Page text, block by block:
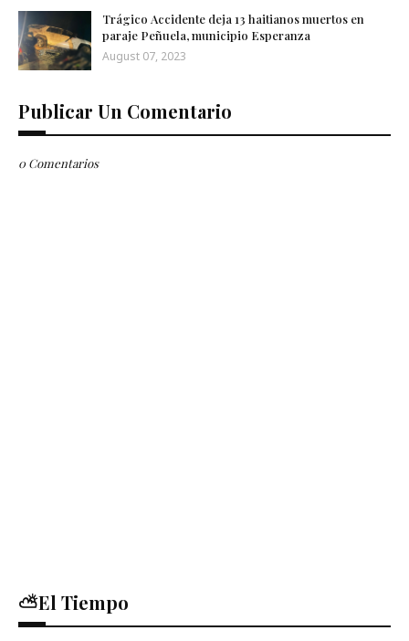
Trágico Accidente deja 13 haitianos muertos en
paraje Peñuela, municipio Esperanza
August 07, 2023
Publicar Un Comentario
0 Comentarios
⛅El Tiempo